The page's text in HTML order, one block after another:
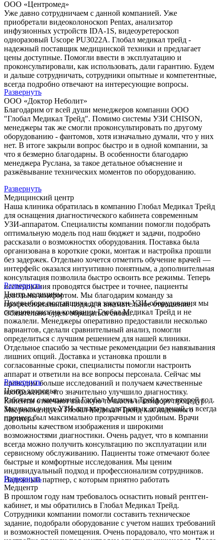
ООО «Центромед»
Уже давно сотрудничаем с данной компанией. Уже
приобретали видеоколоноскоп Pentax, анализатор
инфузионных устройств IDA-1S, видеоуретероскоп
одноразовый Uscope PU3022A. Глобал медикал трейд -
надежный поставщик медицинской техники и предлагает
цены доступные. Помогли ввести в эксплуатацию и
проконсультировали, как использовать, дали гарантию. Будем
и дальше сотрудничать, сотрудники опытные и компетентные,
всегда подробно отвечают на интересующие вопросы.
Развернуть
ООО «Доктор Неболит»
Благодарим от всей души менеджеров компании ООО
"Глобал Медикал Трейд". Помимо системы УЗИ CHISON,
менеджеры так же смогли проконсультировать по другому
оборудованию - фантомов, хотя изначально думали, что у них
нет. В итоге закрыли вопрос быстро и в одной компании, за
что я безмерно благодарны. В особенности благодарю
менеджера Руслана, за такое детальное объяснение и
разжёвывание технических моментов по оборудованию.
Развернуть
Медицинский центр
Наша клиника обратилась в компанию Глобал Медикал Трейд
для оснащения диагностического кабинета современным
УЗИ-аппаратом. Специалисты компании помогли подобрать
оптимальную модель под наш бюджет и задачи, подробно
рассказали о возможностях оборудования. Поставка была
организована в короткие сроки, монтаж и настройка прошли
без задержек. Отдельно хочется отметить обучение врачей —
интерфейс оказался интуитивно понятным, а дополнительная
консультация позволила быстро освоить все режимы. Теперь
исследования проводятся быстрее и точнее, пациенты
довольны комфортом. Мы благодарим команду за
профессиональный подход и внимательное отношение.
Обязательно будем обращаться снова.
Развернуть
Центр медицины
При выборе поставщика для закупки УЗИ-оборудования мы
остановились на компании Глобал Медикал Трейд и не
пожалели. Менеджеры оперативно предоставили несколько
вариантов, сделали сравнительный анализ, помогли
определиться с лучшим решением для нашей клиники.
Отдельное спасибо за честные рекомендации без навязывания
лишних опций. Доставка и установка прошли в
согласованные сроки, специалисты помогли настроить
аппарат и ответили на все вопросы персонала. Сейчас мы
проводим больше исследований и получаем качественные
изображения, что значительно улучшило диагностику.
Клиенты отмечают высокую точность и комфорт процедур.
Мы рекомендуем Глобал Медикал Трейд как надежного
партнера
Развернуть
Центр здоровья
Работаем с компанией Глобал Медикал Трейд уже второй год.
Закупали у них УЗИ-аппараты для разных отделений, и всегда
процесс был максимально прозрачным и удобным. Врачи
довольны качеством изображения и широкими
возможностями диагностики. Очень радует, что в компании
всегда можно получить консультацию по эксплуатации или
сервисному обслуживанию. Пациенты тоже отмечают более
быстрые и комфортные исследования. Мы ценим
индивидуальный подход и профессионализм сотрудников.
Надежный партнер, с которым приятно работать
Развернуть
Медцентр
В прошлом году нам требовалось оснастить новый рентген-
кабинет, и мы обратились в Глобал Медикал Трейд.
Сотрудники компании помогли составить техническое
задание, подобрали оборудование с учетом наших требований
и возможностей помещения. Очень порадовало, что монтаж и